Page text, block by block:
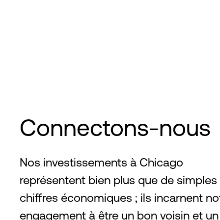
Connectons-nous
Nos investissements à Chicago
représentent bien plus que de simples
chiffres économiques ; ils incarnent
engagement à être un bon voisin et un